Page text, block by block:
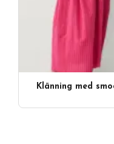
Klänning med